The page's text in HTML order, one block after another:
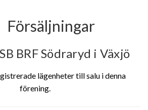
Försäljningar
BRF Södraryd i Växjö
lägenheter till salu i denna
förening.